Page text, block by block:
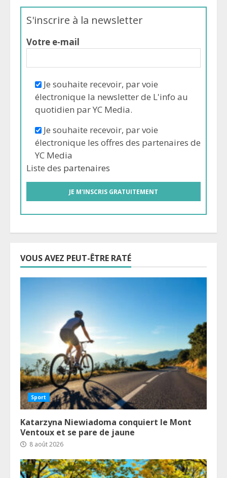
S'inscrire à la newsletter
Votre e-mail
Je souhaite recevoir, par voie
électronique la newsletter de L'info au
quotidien par YC Media.
Je souhaite recevoir, par voie
électronique les offres des partenaires de
YC Media
Liste des partenaires
VOUS AVEZ PEUT-ÊTRE RATÉ
Sport
Katarzyna Niewiadoma conquiert le Mont
Ventoux et se pare de jaune
8 août 2026